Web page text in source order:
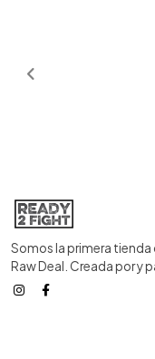
Somos la primera tienda
Raw Deal. Creada por y